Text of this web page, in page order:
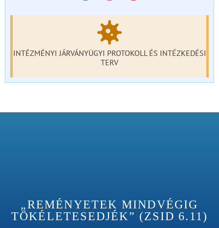
INTÉZMÉNYI JÁRVÁNYÜGYI PROTOKOLL ÉS INTÉZKEDÉSI
TERV
„REMÉNYETEK MINDVÉGIG
TÖKÉLETESEDJÉK” (ZSID 6.11)